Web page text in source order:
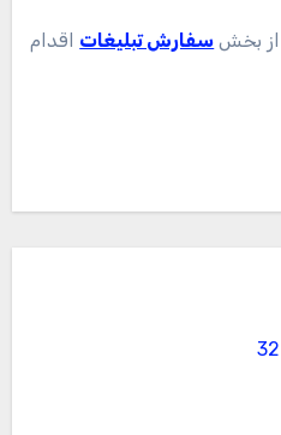
بخش سفارش تبلیغات اقدام